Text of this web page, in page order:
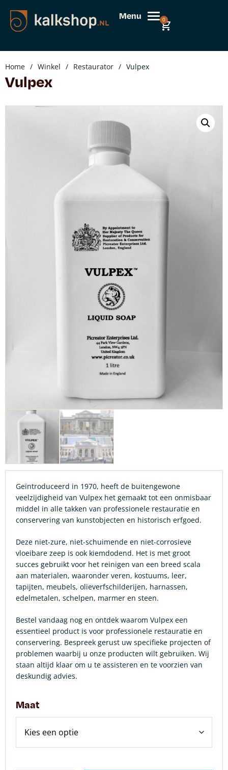
Menu 0
Home / Winkel / Restaurator / Vulpex
Vulpex
Geïntroduceerd in 1970, heeft de buitengewone
veelzijdigheid van Vulpex het gemaakt tot een onmisbaar
middel in alle takken van professionele restauratie en
conservering van kunstobjecten en historisch erfgoed.
Deze niet-zure, niet-schuimende en niet-corrosieve
vloeibare zeep is ook kiemdodend. Het is met groot
succes gebruikt voor het reinigen van een breed scala
aan materialen, waaronder veren, kostuums, leer,
tapijten, meubels, olieverfschilderijen, harnassen,
edelmetalen, schelpen, marmer en steen.
Bestel vandaag nog en ontdek waarom Vulpex een
essentieel product is voor professionele restauratie en
conservering. Bespreek gerust uw specifieke projecten of
problemen waarbij u onze producten wilt gebruiken. Wij
staan altijd klaar om u te assisteren en te voorzien van
deskundig advies.
Maat